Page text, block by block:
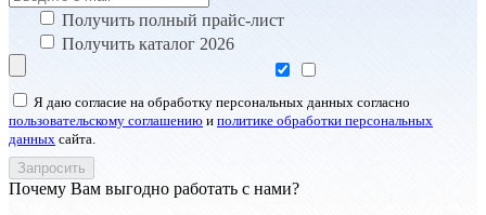
Получить полный прайс-лист
Получить каталог 2026
Я даю согласие на обработку персональных данных согласно
пользовательскому соглашению и политике обработки персональных
данных сайта.
Почему Вам выгодно работать с нами?